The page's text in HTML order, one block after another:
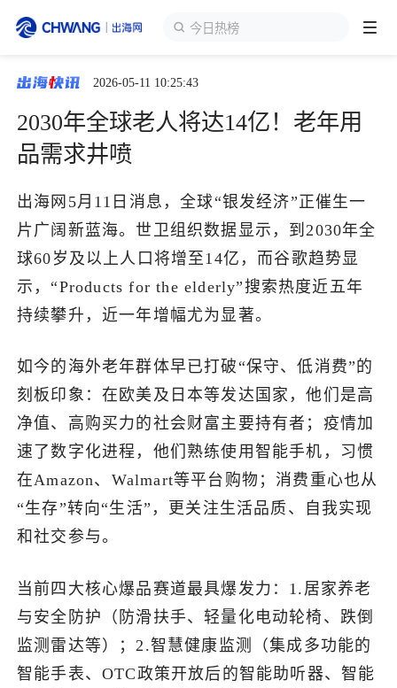
今日热榜
跨境展会
出海服务
出海资讯
跨境报告
出海导航
出海交流群
了解出海网
2026-05-11 10:25:43
2030年全球老人将达14亿！老年用
品需求井喷
出海网5月11日消息，全球“银发经济”正催生一
片广阔新蓝海。世卫组织数据显示，到2030年全
球60岁及以上人口将增至14亿，而谷歌趋势显
示，“Products for the elderly”搜索热度近五年
持续攀升，近一年增幅尤为显著。
如今的海外老年群体早已打破“保守、低消费”的
刻板印象：在欧美及日本等发达国家，他们是高
净值、高购买力的社会财富主要持有者；疫情加
速了数字化进程，他们熟练使用智能手机，习惯
在Amazon、Walmart等平台购物；消费重心也从
“生存”转向“生活”，更关注生活品质、自我实现
和社交参与。
当前四大核心爆品赛道最具爆发力：1.居家养老
与安全防护（防滑扶手、轻量化电动轮椅、跌倒
监测雷达等）；2.智慧健康监测（集成多功能的
智能手表、OTC政策开放后的智能助听器、智能